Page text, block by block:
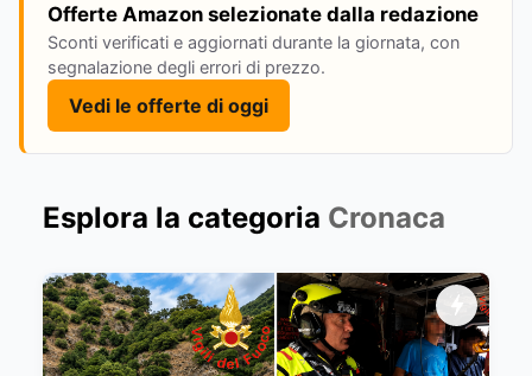
Offerte Amazon selezionate dalla redazione
Sconti verificati e aggiornati durante la giornata, con
segnalazione degli errori di prezzo.
Vedi le offerte di oggi
Esplora la categoria Cronaca